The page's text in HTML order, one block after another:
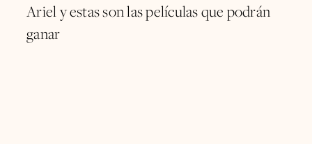
Ariel y estas son las películas que podrán
ganar